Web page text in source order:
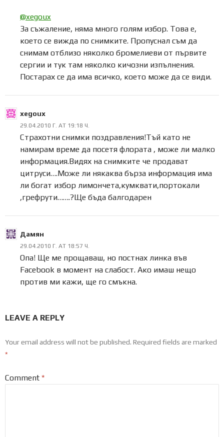
@xegoux
За съжаление, няма много голям избор. Това е,
което се вижда по снимките. Пропуснал съм да
снимам отблизо няколко бромелиеви от първите
сергии и тук там няколко кичозни изпълнения.
Постарах се да има всичко, което може да се види.
xegoux
29.04.2010 Г. AT 19:18 Ч.
Страхотни снимки поздравления!Тъй като не
намирам време да посетя флората , може ли малко
информация.Видях на снимките че продават
цитруси….Може ли някаква бърза информация има
ли богат избор лимончета,кумквати,портокали
,грефрути…….?Ще бъда балгодарен
Дамян
29.04.2010 Г. AT 18:57 Ч.
Опа! Ще ме прощаваш, но постнах линка във
Facebook в момент на слабост. Ако имаш нещо
против ми кажи, ще го смъкна.
LEAVE A REPLY
Your email address will not be published. Required fields are marked
*
Comment *